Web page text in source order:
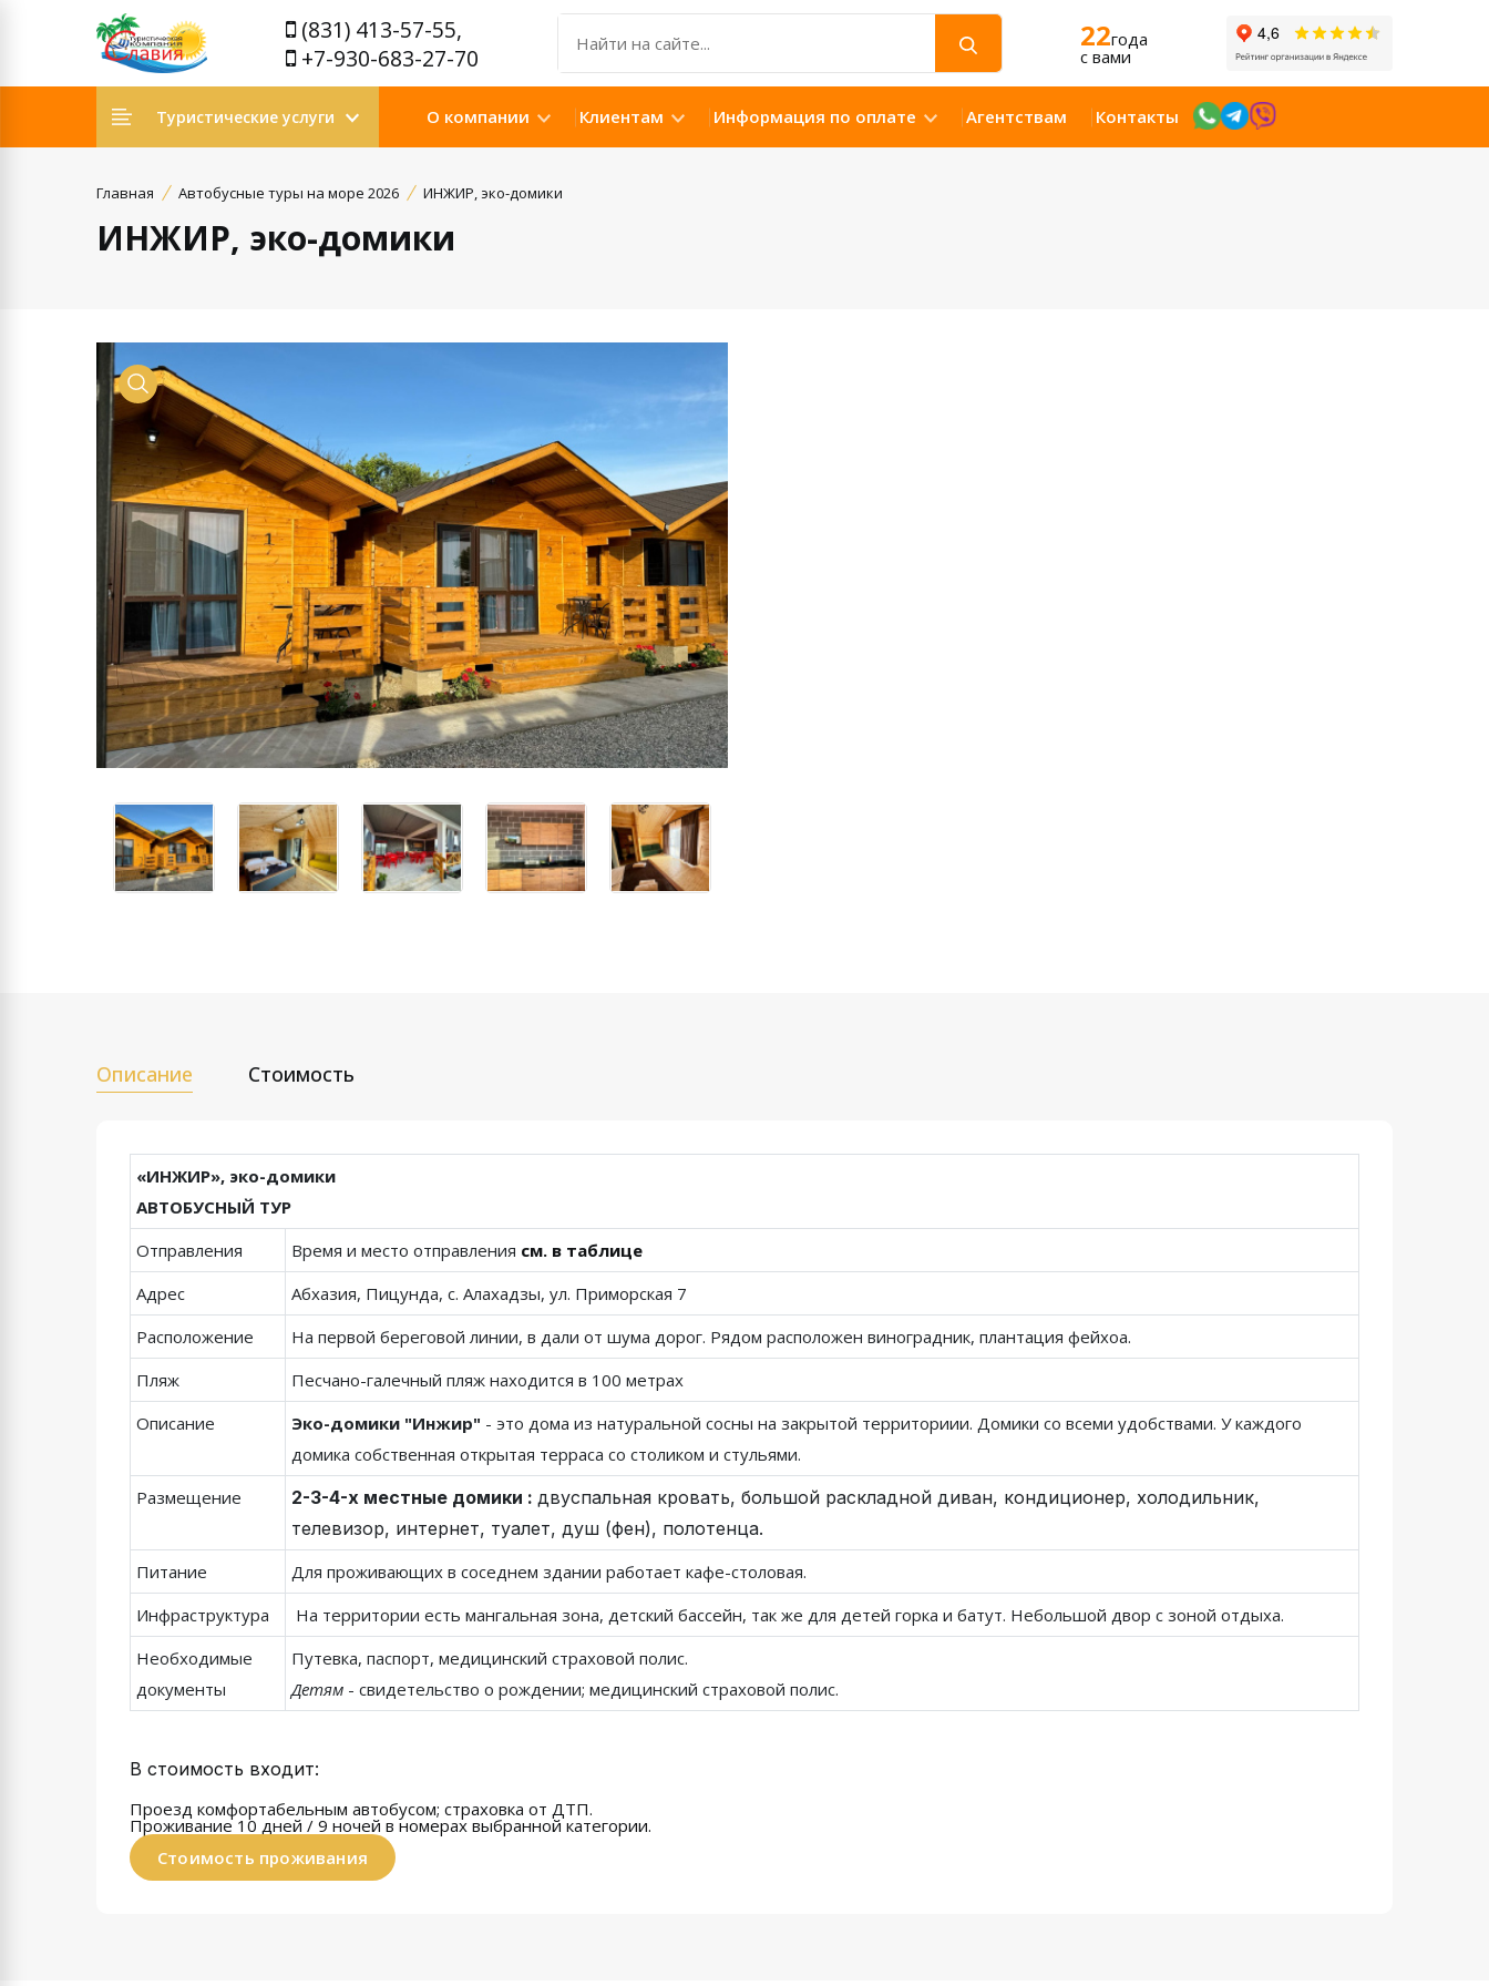
(831) 413-57-55,
+7-930-683-27-70
22года
c вами
Туристические услуги О компании Клиентам Информация по оплате Агентствам Контакты
Главная Автобусные туры на море 2026 ИНЖИР, эко-домики
ИНЖИР, эко-домики
Просмотр
Описание Стоимость
«ИНЖИР», эко-домики
АВТОБУСНЫЙ ТУР
Отправления
Время и место отправления см. в таблице
Адрес
Абхазия, Пицунда, с. Алахадзы, ул. Приморская 7
Расположение
На первой береговой линии, в дали от шума дорог. Рядом расположен виноградник, плантация фейхоа.
Пляж
Песчано-галечный пляж находится в 100 метрах
Описание
Эко-домики "Инжир" - это дома из натуральной сосны на закрытой территориии. Домики со всеми удобствами. У каждого
домика собственная открытая терраса со столиком и стульями.
Размещение
2-3-4-х местные домики : двуспальная кровать, большой раскладной диван, кондиционер, холодильник,
телевизор, интернет, туалет, душ (фен), полотенца.
Питание
Для проживающих в соседнем здании работает кафе-столовая.
Инфраструктура
На территории есть мангальная зона, детский бассейн, так же для детей горка и батут. Небольшой двор с зоной отдыха.
Необходимые
документы
Путевка, паспорт, медицинский страховой полис.
Детям - свидетельство о рождении; медицинский страховой полис.
В стоимость входит:
Проезд комфортабельным автобусом; страховка от ДТП.
Проживание 10 дней / 9 ночей в номерах выбранной категории.
Стоимость проживания